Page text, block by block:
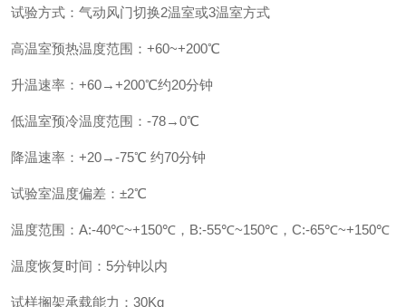
试验方式：气动风门切换2温室或3温室方式
高温室预热温度范围：+60~+200℃
升温速率：+60→+200℃约20分钟
低温室预冷温度范围：-78→0℃
降温速率：+20→-75℃ 约70分钟
试验室温度偏差：±2℃
温度范围：A:-40℃~+150℃，B:-55℃~150℃，C:-65℃~+150℃
温度恢复时间：5分钟以内
试样搁架承载能力：30Kg